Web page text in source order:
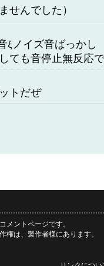
せんでした）
ξノイズ音ばっかし
ても音停止無反応
トだぜ
メントページです。
権は、製作者様にあります。